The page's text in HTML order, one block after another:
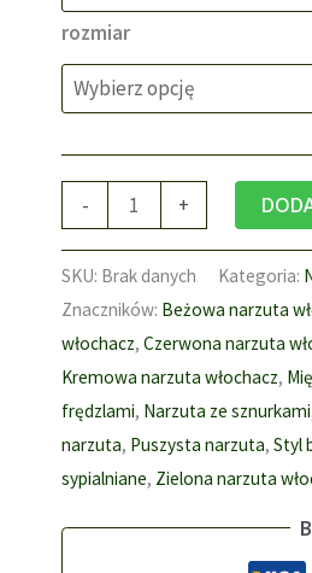
rozmiar
-
Narzuta
włochacz
Sznurki
kremowa
150x200
różne
kolory
+
SKU: Brak danych Kategoria:
Znaczników: Beżowa narzuta
włochacz, Czerwona narzuta
Kremowa narzuta włochacz,
frędzlami, Narzuta ze sznurkami
narzuta, Puszysta narzuta, Styl
sypialniane, Zielona narzuta